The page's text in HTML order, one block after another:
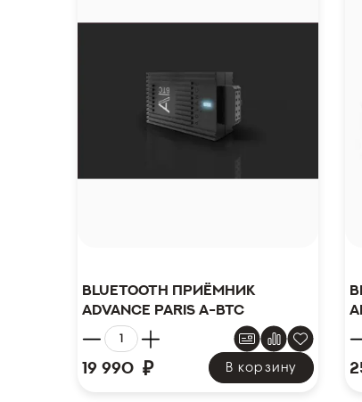
Bluetooth приёмник
Advance Paris A-BTC
19 990 ₽ В корзину